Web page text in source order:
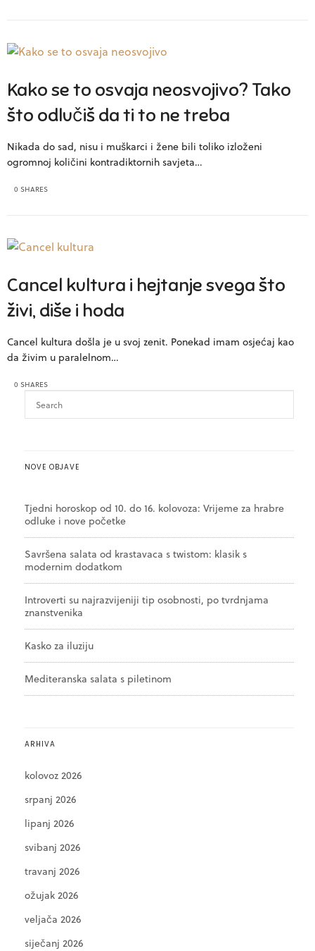
Kako se to osvaja neosvojivo? Tako
što odlučiš da ti to ne treba
Nikada do sad, nisu i muškarci i žene bili toliko izloženi
ogromnoj količini kontradiktornih savjeta…
0 SHARES
Cancel kultura i hejtanje svega što
živi, diše i hoda
Cancel kultura došla je u svoj zenit. Ponekad imam osjećaj kao
da živim u paralelnom…
0 SHARES
NOVE OBJAVE
Tjedni horoskop od 10. do 16. kolovoza: Vrijeme za hrabre
odluke i nove početke
Savršena salata od krastavaca s twistom: klasik s
modernim dodatkom
Introverti su najrazvijeniji tip osobnosti, po tvrdnjama
znanstvenika
Kasko za iluziju
Mediteranska salata s piletinom
ARHIVA
kolovoz 2026
srpanj 2026
lipanj 2026
svibanj 2026
travanj 2026
ožujak 2026
veljača 2026
siječanj 2026